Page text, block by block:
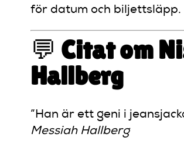
för datum och biljettsläpp.
💬 Citat om
Hallberg
”Han är ett geni i
Messiah Hallberg